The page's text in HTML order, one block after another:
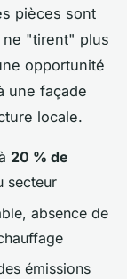
pièces sont
ne "tirent" plus
opportunité
une façade
locale.
20 % de
secteur
absence de
émissions